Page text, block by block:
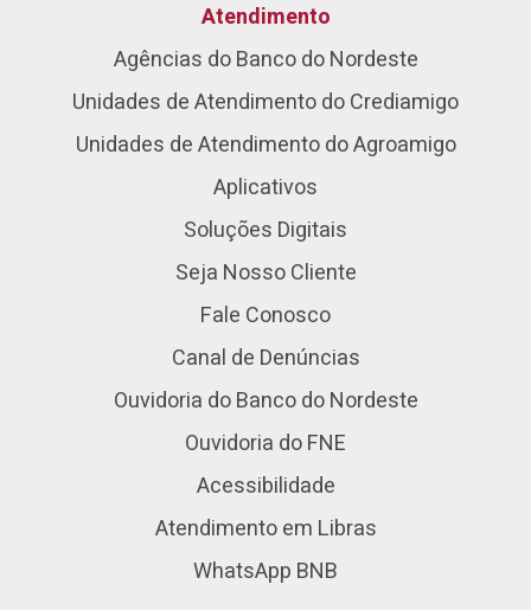
Atendimento
Agências do Banco do Nordeste
Unidades de Atendimento do Crediamigo
Unidades de Atendimento do Agroamigo
Aplicativos
Soluções Digitais
Seja Nosso Cliente
Fale Conosco
Canal de Denúncias
Ouvidoria do Banco do Nordeste
Ouvidoria do FNE
Acessibilidade
Atendimento em Libras
WhatsApp BNB